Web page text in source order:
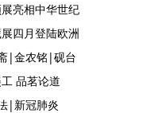
亮相中华世纪
四月登陆欧洲
|金农铭|砚台
品茗论道
|新冠肺炎